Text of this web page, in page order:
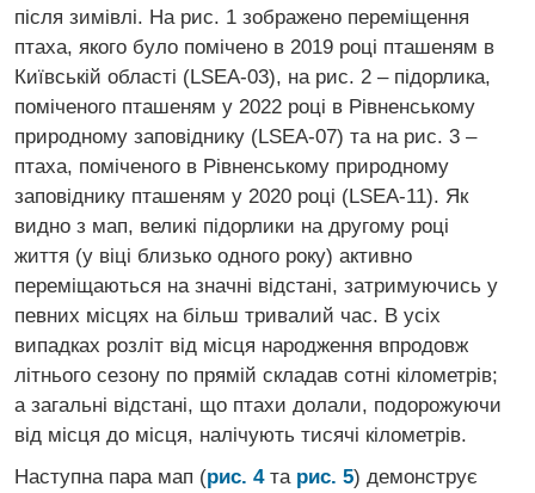
після зимівлі. На рис. 1 зображено переміщення
птаха, якого було помічено в 2019 році пташеням в
Київській області (LSEA-03), на рис. 2 – підорлика,
поміченого пташеням у 2022 році в Рівненському
природному заповіднику (LSEA-07) та на рис. 3 –
птаха, поміченого в Рівненському природному
заповіднику пташеням у 2020 році (LSEA-11). Як
видно з мап, великі підорлики на другому році
життя (у віці близько одного року) активно
переміщаються на значні відстані, затримуючись у
певних місцях на більш тривалий час. В усіх
випадках розліт від місця народження впродовж
літнього сезону по прямій складав сотні кілометрів;
а загальні відстані, що птахи долали, подорожуючи
від місця до місця, налічують тисячі кілометрів.
Наступна пара мап (рис. 4та рис. 5) демонструє